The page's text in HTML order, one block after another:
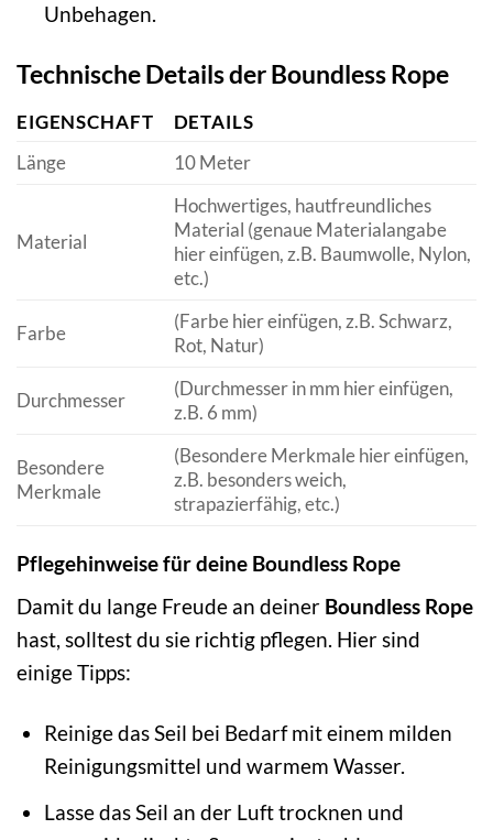
Unbehagen.
Technische Details der Boundless Rope
EIGENSCHAFT
DETAILS
Länge
10 Meter
Material
Hochwertiges, hautfreundliches
Material (genaue Materialangabe
hier einfügen, z.B. Baumwolle, Nylon,
etc.)
Farbe
(Farbe hier einfügen, z.B. Schwarz,
Rot, Natur)
Durchmesser
(Durchmesser in mm hier einfügen,
z.B. 6 mm)
Besondere
Merkmale
(Besondere Merkmale hier einfügen,
z.B. besonders weich,
strapazierfähig, etc.)
Pflegehinweise für deine Boundless Rope
Damit du lange Freude an deiner Boundless Rope
hast, solltest du sie richtig pflegen. Hier sind
einige Tipps:
Reinige das Seil bei Bedarf mit einem milden
Reinigungsmittel und warmem Wasser.
Lasse das Seil an der Luft trocknen und